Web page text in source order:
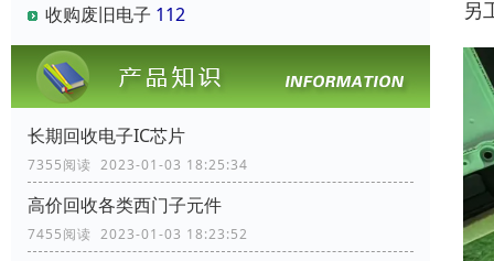
收购废旧电子 112
长期回收电子IC芯片
7355阅读 2023-01-03 18:25:34
高价回收各类西门子元件
7455阅读 2023-01-03 18:23:52
另